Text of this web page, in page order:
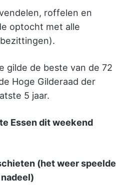
roffelen en
optocht met alle
gilde de beste van de 72
Hoge Gilderaad der
5 jaar.
Essen dit weekend
(het weer speelde